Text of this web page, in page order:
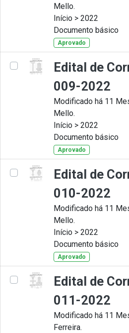
Mello.
Início > 2022
Documento básico
Aprovado
Edital de
009-2022
Modificado há 11
Mello.
Início > 2022
Documento básico
Aprovado
Edital de
010-2022
Modificado há 11
Mello.
Início > 2022
Documento básico
Aprovado
Edital de
011-2022
Modificado há 11
Ferreira.